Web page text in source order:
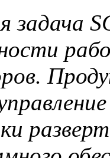
задача